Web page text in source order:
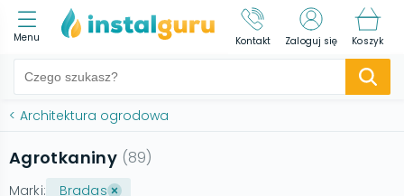
Menu Kontakt Zaloguj się Koszyk
< Architektura ogrodowa
Agrotkaniny (89)
Marki: Bradas